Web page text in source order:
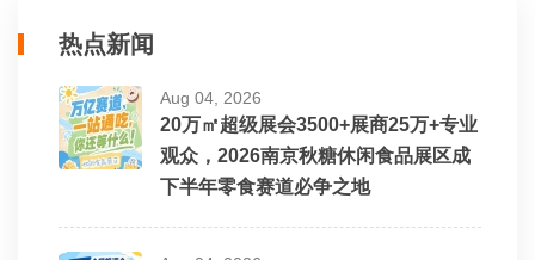
热点新闻
Aug 04, 2026
20万㎡超级展会3500+展商25万+专业
观众，2026南京秋糖休闲食品展区成
下半年零食赛道必争之地